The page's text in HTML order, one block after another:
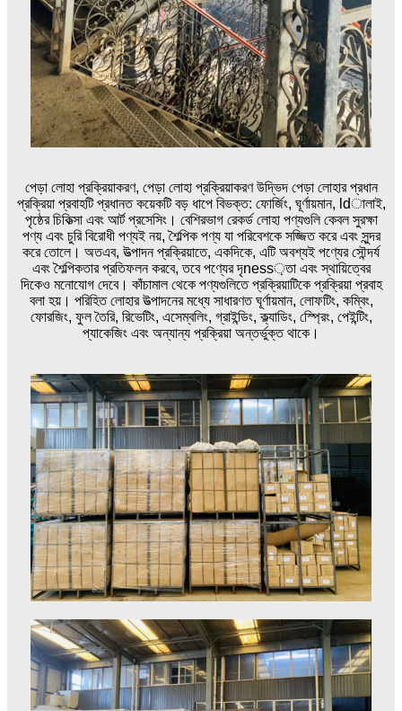
পেড়া লোহা প্রক্রিয়াকরণ, পেড়া লোহা প্রক্রিয়াকরণ উদ্ভিদ পেড়া লোহার প্রধান
প্রক্রিয়া প্রবাহটি প্রধানত কয়েকটি বড় ধাপে বিভক্ত: ফোর্জিং, ঘূর্ণায়মান, ldালাই,
পৃষ্ঠের চিকিত্সা এবং আর্ট প্রসেসিং। বেশিরভাগ রেকর্ড লোহা পণ্যগুলি কেবল সুরক্ষা
পণ্য এবং চুরি বিরোধী পণ্যই নয়, শৈল্পিক পণ্য যা পরিবেশকে সজ্জিত করে এবং সুন্দর
করে তোলে। অতএব, উত্পাদন প্রক্রিয়াতে, একদিকে, এটি অবশ্যই পণ্যের সৌন্দর্য
এবং শৈল্পিকতার প্রতিফলন করবে, তবে পণ্যের দৃness়তা এবং স্থায়িত্বের
দিকেও মনোযোগ দেবে। কাঁচামাল থেকে পণ্যগুলিতে প্রক্রিয়াটিকে প্রক্রিয়া প্রবাহ
বলা হয়। পরিহিত লোহার উত্পাদনের মধ্যে সাধারণত ঘূর্ণায়মান, লোফটিং, কম্বিং,
ফোরজিং, ফুল তৈরি, রিভেটিং, এসেম্বলিং, গ্রাইন্ডিং, ক্ল্যাডিং, স্প্রেিং, পেইন্টিং,
প্যাকেজিং এবং অন্যান্য প্রক্রিয়া অন্তর্ভুক্ত থাকে।